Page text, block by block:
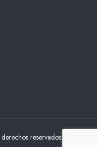
reservados.